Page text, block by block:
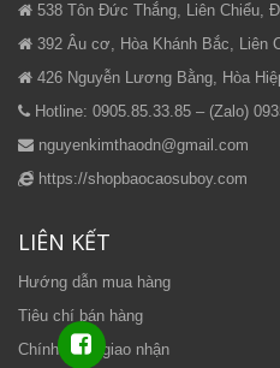
538 Tôn Đức Thắng, Liên Chiểu,
392 Âu cơ, Hòa Khánh Bắc, Liên
426 Nguyễn Lương Bằng, Hòa
Hotline: 0905.85.33.85 – (Zalo)
nguyenkimthaodn@gmail.com
https://shopbaocaosuboy.com
LIÊN KẾT
Hướng dẫn mua hàng
Tiêu chí bán hàng
Chính sách giao nhận